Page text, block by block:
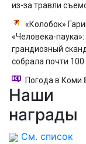
из-за травли
«Колобок»
«Человека-
грандиозный
собрала почти
Погода в Коми
порывистый ветер
Наши
награды
См. список